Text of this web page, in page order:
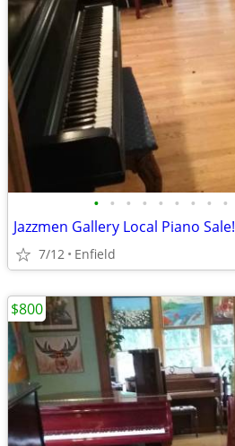
• • • • • • • • •
Jazzmen Gallery Local Piano Sale!
7/12 Enfield
$800